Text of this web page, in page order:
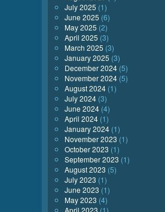
July 2025 (1)
June 2025 (6)
May 2025 (2)
April 2025 (3)
March 2025 (3)
January 2025 (3)
December 2024 (5)
November 2024 (5)
August 2024 (1)
July 2024 (3)
June 2024 (4)
April 2024 (1)
January 2024 (1)
November 2023 (1)
October 2023 (1)
September 2023 (1)
August 2023 (5)
July 2023 (1)
June 2023 (1)
May 2023 (4)
April 2023 (1)